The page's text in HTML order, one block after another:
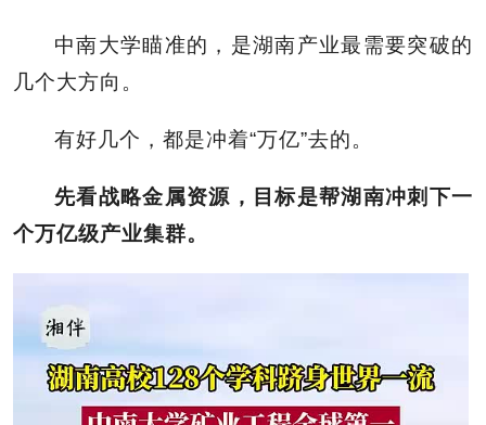
中南大学瞄准的，是湖南产业最需要突破的
几个大方向。
有好几个，都是冲着“万亿”去的。
先看战略金属资源，目标是帮湖南冲刺下一
个万亿级产业集群。